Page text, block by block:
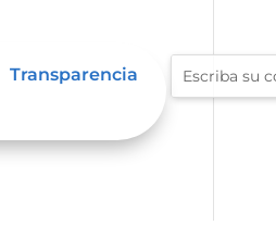
Transparencia
en